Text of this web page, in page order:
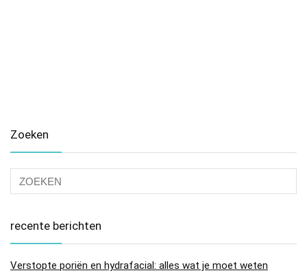
Zoeken
recente berichten
Verstopte poriën en hydrafacial: alles wat je moet weten